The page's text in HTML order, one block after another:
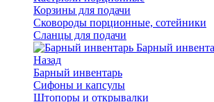
Корзины для подачи
Сковороды порционные, сотейники
Сланцы для подачи
Барный
Назад
Барный инвентарь
Сифоны и капсулы
Штопоры и открывалки